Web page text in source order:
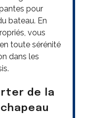
pour
bateau. En
vous
toute sérénité
dans les
de la